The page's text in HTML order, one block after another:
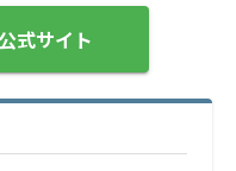
式サイト